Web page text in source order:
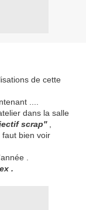
de cette
....
dans la salle
scrap'',
bien voir
.
.